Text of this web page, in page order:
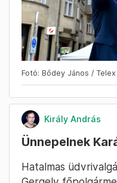
Fotó: Bődey János / Telex
Király András
Ünnepelnek
Hatalmas